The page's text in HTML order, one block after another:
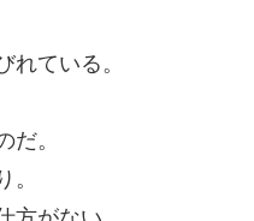
れている。
だ。
。